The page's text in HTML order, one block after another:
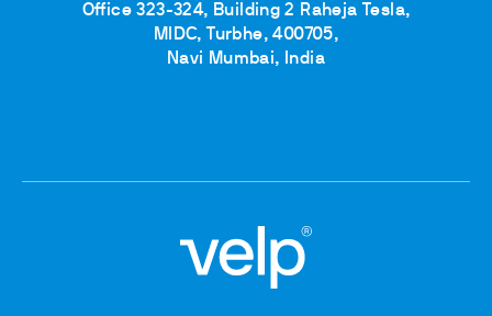
Office 323-324, Building 2 Raheja Tesla,
MIDC, Turbhe, 400705,
Navi Mumbai, India